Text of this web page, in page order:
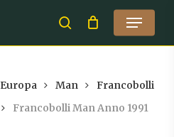
search
Menu
Europa Man
Francobolli
Francobolli Man Anno 1991
Close